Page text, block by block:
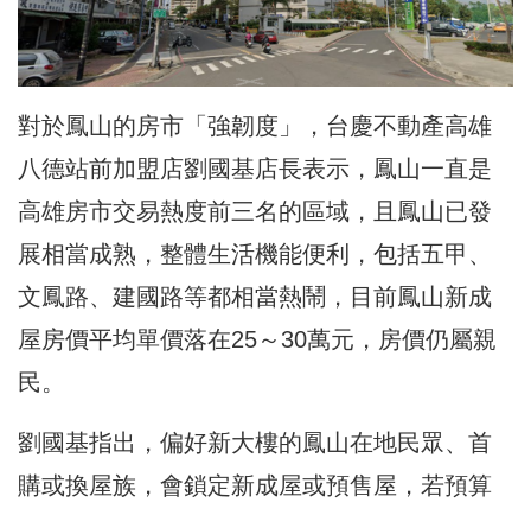
對於鳳山的房市「強韌度」，台慶不動產高雄
八德站前加盟店劉國基店長表示，鳳山一直是
高雄房市交易熱度前三名的區域，且鳳山已發
展相當成熟，整體生活機能便利，包括五甲、
文鳳路、建國路等都相當熱鬧，目前鳳山新成
屋房價平均單價落在25～30萬元，房價仍屬親
民。
劉國基指出，偏好新大樓的鳳山在地民眾、首
購或換屋族，會鎖定新成屋或預售屋，若預算